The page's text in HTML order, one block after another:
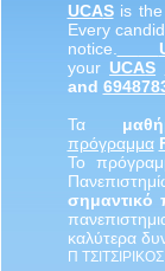
UCASis the
Every
notice.
your UCAS
and
Τα
πρόγραμμα
Το
σημαντικό
καλύτερα
Π